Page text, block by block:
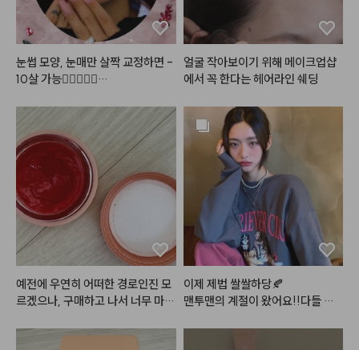
구요~! 저는 평소에는 광택있는 립
을 많이 바르는데, 그건 음식먹을때
너무 묻어나서 불편할때도 있더라
구요 ~!  그런데 매트립은 그럼점
색상도 구매해 보려고 합니닷!! ~!
ㅎㅎ 👍
눈썹 모양, 눈매만 살짝 교정하면 -
10살 가능👩🏻‍❤️‍👩🏻
#로즈프로젝트 #어두운쿠션
#2
#25호
얼굴 작아보이기 위해 메이크업샵
에서 꼭 한다는 헤어라인 쉐딩
예전에 우연히 어떠한 경로인진 모
르겠으나, 구매하고 나서 너무 마음
있습니다~! 발색이 진짜이쁘고 광
이제 제법 쌀쌀하당🍂
맨투맨의 계절이 왔어요!!다들 감